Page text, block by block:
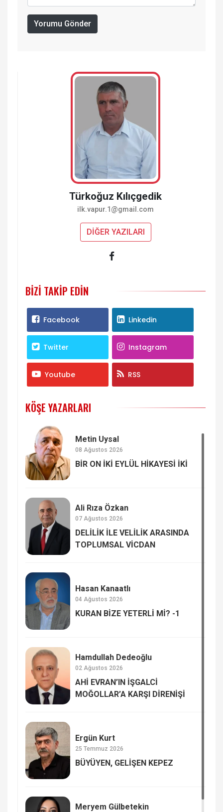
Yorumu Gönder
Türkoğuz Kılıçgedik
ilk.vapur.1@gmail.com
DİĞER YAZILARI
BIZI TAKIP EDIN
Facebook Linkedin
Twitter Instagram
Youtube RSS
KÖŞE YAZARLARI
Metin Uysal
08 Ağustos 2026
BİR ON İKİ EYLÜL HİKAYESİ İKİ
Ali Rıza Özkan
07 Ağustos 2026
DELİLİK İLE VELİLİK ARASINDA
TOPLUMSAL VİCDAN
Hasan Kanaatlı
04 Ağustos 2026
KURAN BİZE YETERLİ Mİ? -1
Hamdullah Dedeoğlu
02 Ağustos 2026
AHİ EVRAN’IN İŞGALCİ
MOĞOLLAR’A KARŞI DİRENİŞİ
Ergün Kurt
25 Temmuz 2026
BÜYÜYEN, GELİŞEN KEPEZ
Meryem Gülbetekin